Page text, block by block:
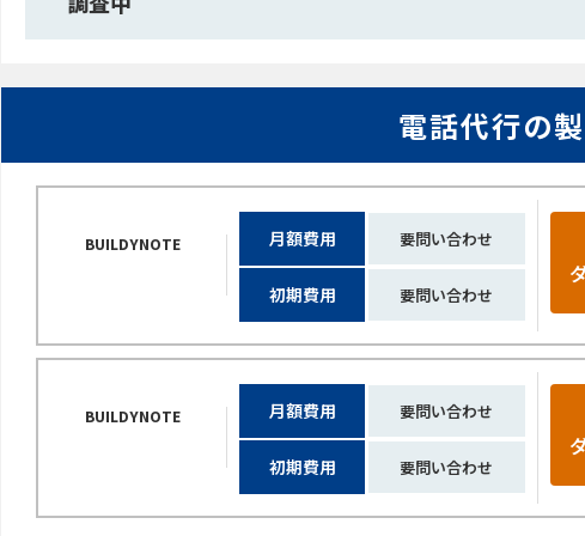
電話代行の
BUILDYNOTE 月額費用 要問い合わせ
初期費用 要問い合わせ
BUILDYNOTE 月額費用 要問い合わせ
初期費用 要問い合わせ